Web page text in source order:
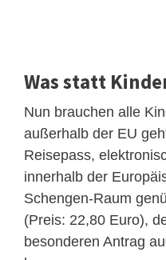
Was statt
Nun brauchen alle
außerhalb der EU
Reisepass,
innerhalb der
Schengen-Raum
(Preis: 22,80 Euro),
besonderen Antrag